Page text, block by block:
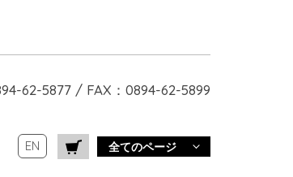
62-5877 / FAX：0894-62-5899
EN 全てのページ